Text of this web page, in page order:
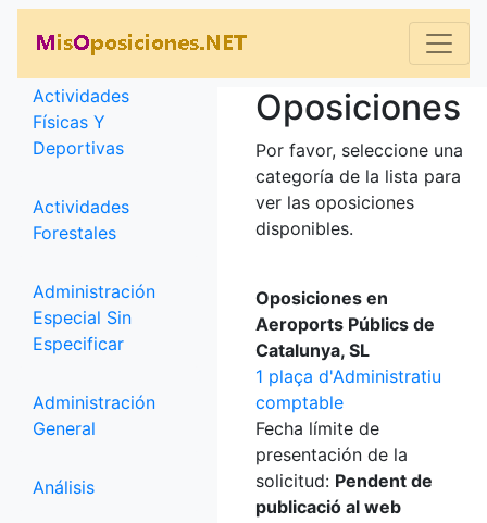
Categorías
Actividades
Físicas Y
Deportivas
Actividades
Forestales
Administración
Especial Sin
Especificar
Administración
General
Análisis
Oposiciones
Por favor, seleccione una
categoría de la lista para
ver las oposiciones
disponibles.
Oposiciones en
Aeroports Públics de
Catalunya, SL
1 plaça d'Administratiu
comptable
Fecha límite de
presentación de la
solicitud: Pendent de
publicació al web